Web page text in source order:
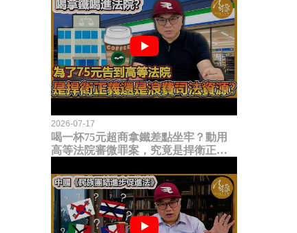
2026-07-17
喝一杯75元超商拿鐵差點坐牢？動用
高等法院審微罪案，究竟是捍衛正義